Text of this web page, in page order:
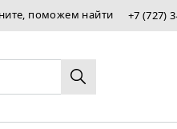
поможем найти +7 (727)